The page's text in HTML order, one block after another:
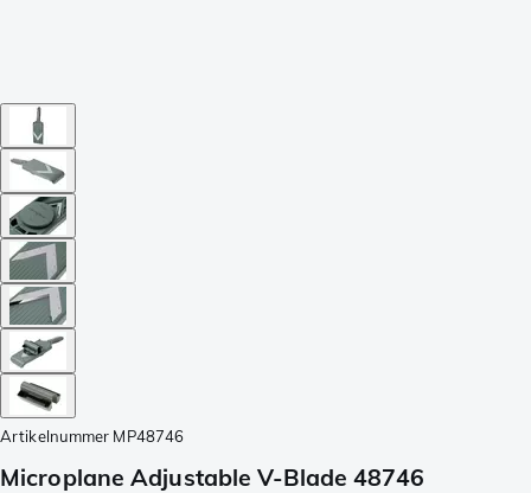
Artikelnummer MP48746
Microplane Adjustable V-Blade 48746